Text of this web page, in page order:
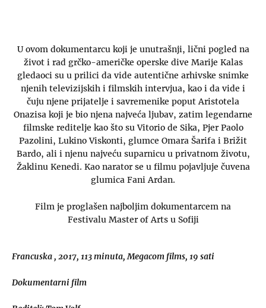
U ovom dokumentarcu koji je unutrašnji, lični pogled na
život i rad grčko-američke operske dive Marije Kalas
gledaoci su u prilici da vide autentične arhivske snimke
njenih televizijskih i filmskih intervjua, kao i da vide i
čuju njene prijatelje i savremenike poput Aristotela
Onazisa koji je bio njena najveća ljubav, zatim legendarne
filmske reditelje kao što su Vitorio de Sika, Pjer Paolo
Pazolini, Lukino Viskonti, glumce Omara Šarifa i Brižit
Bardo, ali i njenu najveću suparnicu u privatnom životu,
Žaklinu Kenedi. Kao narator se u filmu pojavljuje čuvena
glumica Fani Ardan.
Film je proglašen najboljim dokumentarcem na
Festivalu Master of Arts u Sofiji
Francuska , 2017, 113 minuta, Megacom films, 19 sati
Dokumentarni film